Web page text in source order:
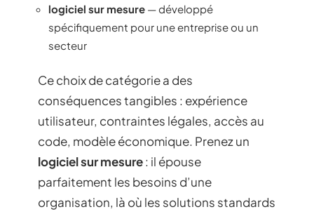
logiciel sur mesure — développé
spécifiquement pour une entreprise ou un
secteur
Ce choix de catégorie a des
conséquences tangibles : expérience
utilisateur, contraintes légales, accès au
code, modèle économique. Prenez un
logiciel sur mesure: il épouse
parfaitement les besoins d’une
organisation, là où les solutions standards